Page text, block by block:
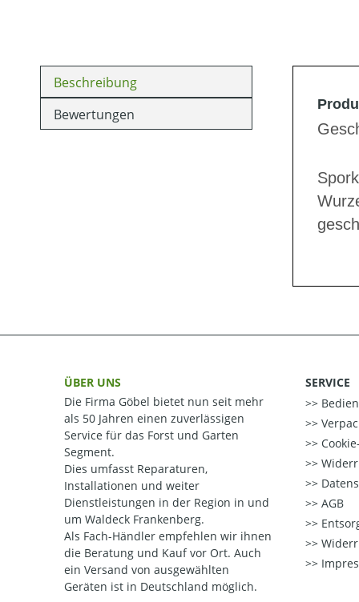
Beschreibung
Bewertungen
ÜBER UNS
Die Firma Göbel bietet nun seit mehr
als 50 Jahren einen zuverlässigen
Service für das Forst und Garten
Segment.
Dies umfasst Reparaturen,
Installationen und weiter
Dienstleistungen in der Region in und
um Waldeck Frankenberg.
Als Fach-Händler empfehlen wir ihnen
die Beratung und Kauf vor Ort. Auch
ein Versand von ausgewählten
Geräten ist in Deutschland möglich.
SERVICE
AGB